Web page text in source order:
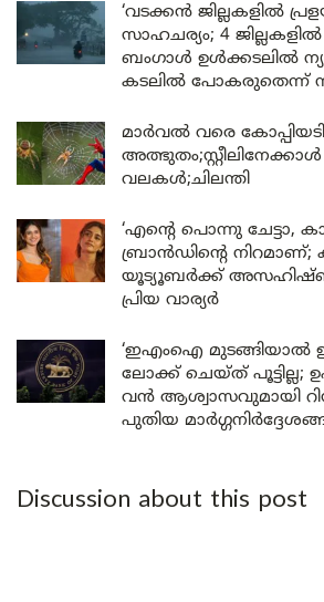
‘വടക്കൻ ജില്ലകളിൽ
സാഹചര്യം; 4
ബംഗാൾ ഉൾക്കടലിൽ
കടലിൽ പോകരുതെന്ന്
മാർവൽ വരെ
വലകൾ;ചിലന്തി
‘എന്റെ പൊന്നു ചേട്ടാ,
ബ്രാൻഡിന്റെ നിറമാണ്;
യൂട്യൂബർക്ക്
പ്രിയ വാര്യർ
‘ഇഎംഐ മുടങ്ങിയാൽ
ലോക്ക് ചെയ്ത് പൂട്ടില്ല;
വൻ ആശ്വാസവുമായി
പുതിയ
Discussion about this post